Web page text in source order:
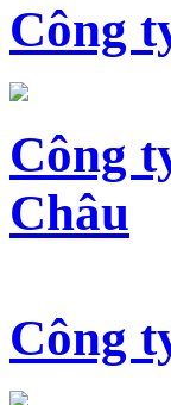
Công
Công
Châu
Công